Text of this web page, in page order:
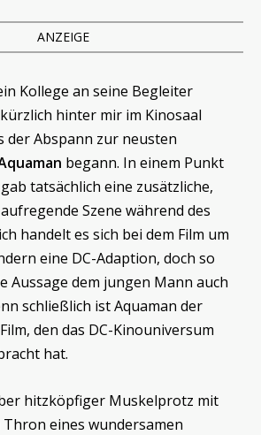
ANZEIGE
Kollege an seine Begleiter
hinter mir im Kinosaal
der Abspann zur neusten
begann. In einem Punkt
tatsächlich eine zusätzliche,
Szene während des
handelt es sich bei dem Film um
eine DC-Adaption, doch so
Aussage dem jungen Mann auch
schließlich ist Aquaman der
den das DC-Kinouniversum
hat.
hitzköpfiger Muskelprotz mit
eines wundersamen